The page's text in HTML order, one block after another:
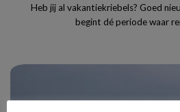
Heb jij al vakantiekriebels? Goed
begint dé periode waar